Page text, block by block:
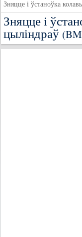
Зняцце і ўстаноўка
Зняцце і
цыліндраў